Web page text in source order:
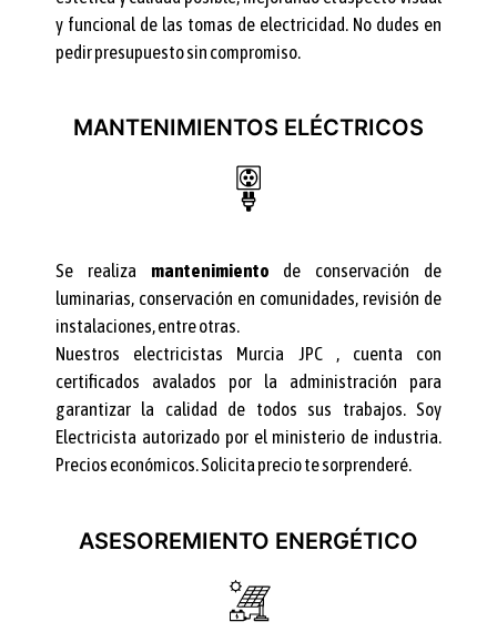
y funcional de las tomas de electricidad. No dudes en
pedir presupuesto sin compromiso.
MANTENIMIENTOS ELÉCTRICOS
Se realiza mantenimiento de conservación de
luminarias, conservación en comunidades, revisión de
instalaciones, entre otras.
Nuestros electricistas Murcia JPC , cuenta con
certificados avalados por la administración para
garantizar la calidad de todos sus trabajos. Soy
Electricista autorizado por el ministerio de industria.
Precios económicos. Solicita precio te sorprenderé.
ASESOREMIENTO ENERGÉTICO